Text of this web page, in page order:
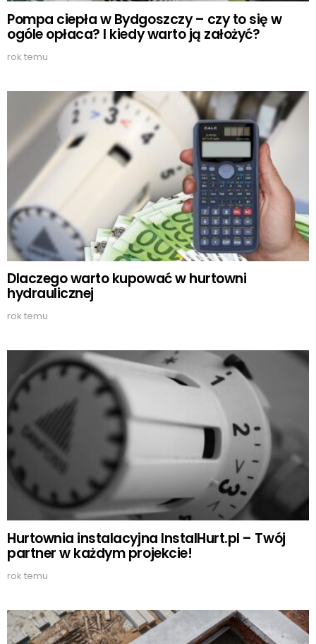
Pompa ciepła w Bydgoszczy – czy to się w
ogóle opłaca? I kiedy warto ją założyć?
rok temu
Dlaczego warto kupować w hurtowni
hydraulicznej
rok temu
Hurtownia instalacyjna InstalHurt.pl – Twój
partner w każdym projekcie!
rok temu